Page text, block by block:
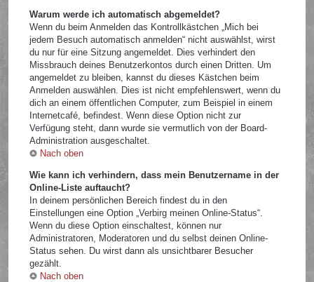
Warum werde ich automatisch abgemeldet?
Wenn du beim Anmelden das Kontrollkästchen „Mich bei
jedem Besuch automatisch anmelden“ nicht auswählst, wirst
du nur für eine Sitzung angemeldet. Dies verhindert den
Missbrauch deines Benutzerkontos durch einen Dritten. Um
angemeldet zu bleiben, kannst du dieses Kästchen beim
Anmelden auswählen. Dies ist nicht empfehlenswert, wenn du
dich an einem öffentlichen Computer, zum Beispiel in einem
Internetcafé, befindest. Wenn diese Option nicht zur
Verfügung steht, dann wurde sie vermutlich von der Board-
Administration ausgeschaltet.
Nach oben
Wie kann ich verhindern, dass mein Benutzername in der
Online-Liste auftaucht?
In deinem persönlichen Bereich findest du in den
Einstellungen eine Option „Verbirg meinen Online-Status“.
Wenn du diese Option einschaltest, können nur
Administratoren, Moderatoren und du selbst deinen Online-
Status sehen. Du wirst dann als unsichtbarer Besucher
gezählt.
Nach oben